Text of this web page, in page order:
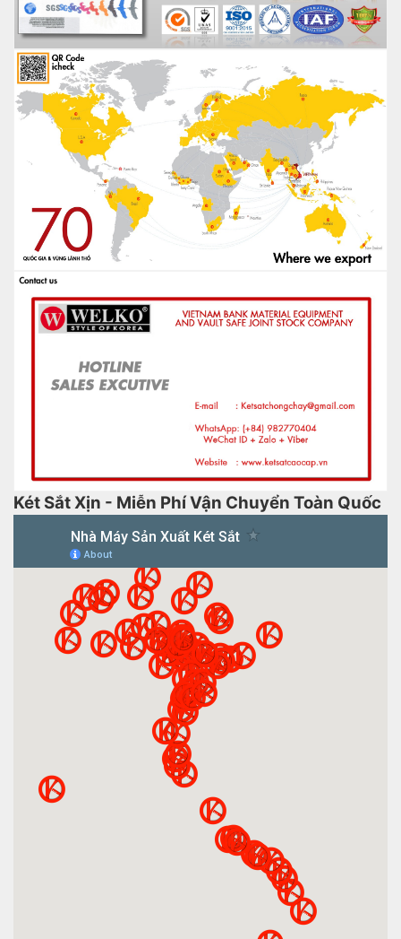
Két Sắt Xịn - Miễn Phí Vận Chuyển Toàn Quốc